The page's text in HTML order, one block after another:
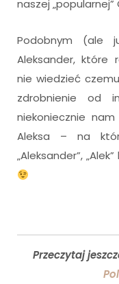
naszej „popularnej”
Podobnym (ale
Aleksander, które
nie wiedzieć
zdrobnienie od
niekoniecznie
Aleksa – na
„Aleksander”,
Przeczytaj